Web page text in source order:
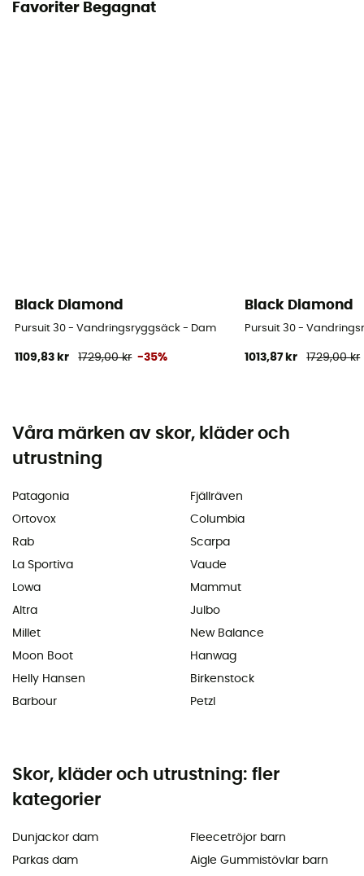
Favoriter Begagnat
Black Diamond
Pursuit 30 - Vandringsryggsäck - Dam
1109,83 kr 1729,00 kr -35%
Black Diamond
Pursuit 30 -
1013,87 kr 1729,00 kr
Våra märken av skor, kläder och
utrustning
Patagonia
Ortovox
Rab
La Sportiva
Lowa
Altra
Millet
Moon Boot
Helly Hansen
Barbour
Fjällräven
Columbia
Scarpa
Vaude
Mammut
Julbo
New Balance
Hanwag
Birkenstock
Petzl
Skor, kläder och utrustning: fler
kategorier
Dunjackor dam
Parkas dam
Fleecetröjor barn
Aigle Gummistövlar barn